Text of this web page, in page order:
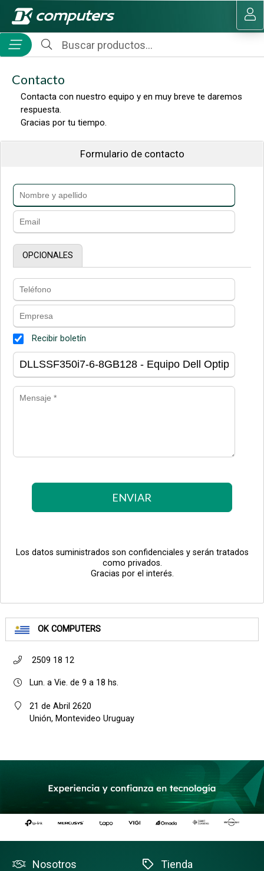
MI COMPRA
Contacto
Contacta con nuestro equipo y en muy breve te daremos
respuesta.
Gracias por tu tiempo.
OK COMPUTERS
2509 18 12
Lun. a Vie. de 9 a 18 hs.
21 de Abril 2620
Unión, Montevideo Uruguay
Formulario de contacto
OPCIONALES
Recibir boletín
ENVIAR
Los datos suministrados son confidenciales y serán tratados
como privados.
Gracias por el interés.
Nosotros Tienda